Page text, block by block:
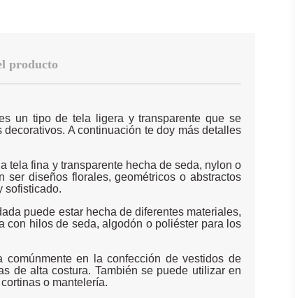
producto
un tipo de tela ligera y transparente que se
A continuación te doy más detalles
tela fina y transparente hecha de seda, nylon o
ser diseños florales, geométricos o abstractos
sofisticado.
puede estar hecha de diferentes materiales,
con hilos de seda, algodón o poliéster para los
comúnmente en la confección de vestidos de
de alta costura. También se puede utilizar en
o mantelería.